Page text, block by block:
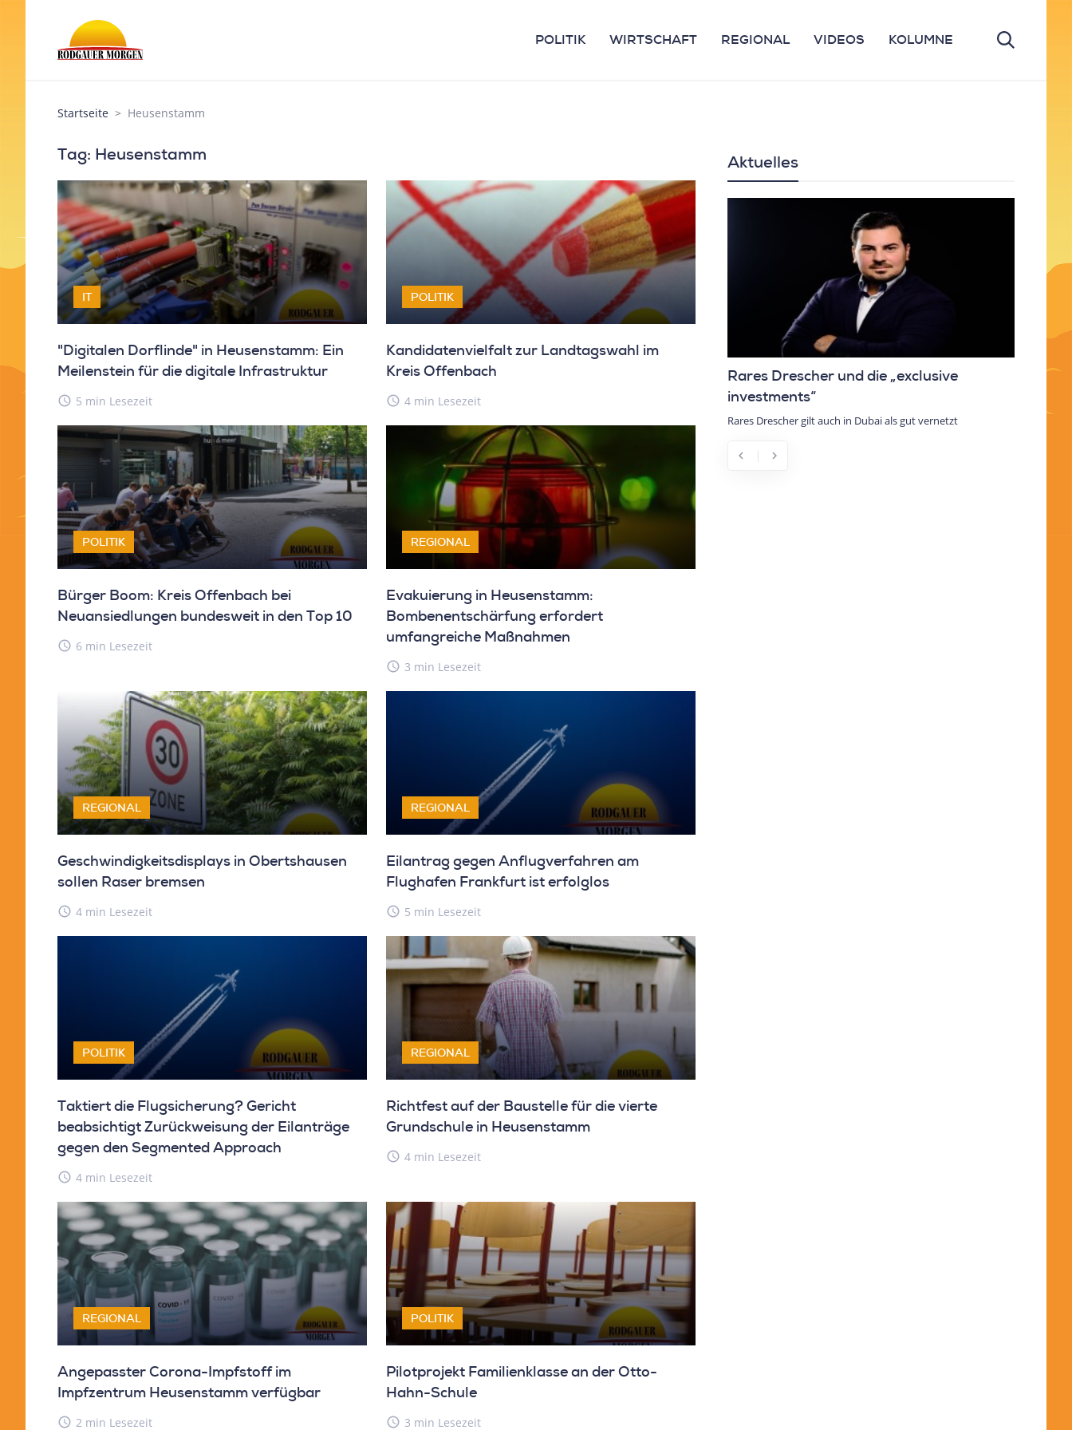
POLITIK WIRTSCHAFT REGIONAL VIDEOS KOLUMNE
Startseite Heusenstamm
Tag: Heusenstamm
IT
"Digitalen Dorflinde" in Heusenstamm: Ein
Meilenstein für die digitale Infrastruktur
access_time 5 min Lesezeit
POLITIK
Kandidatenvielfalt zur Landtagswahl im
Kreis Offenbach
access_time 4 min Lesezeit
POLITIK
Bürger Boom: Kreis Offenbach bei
Neuansiedlungen bundesweit in den Top 10
access_time 6 min Lesezeit
REGIONAL
Evakuierung in Heusenstamm:
Bombenentschärfung erfordert
umfangreiche Maßnahmen
access_time 3 min Lesezeit
REGIONAL
Geschwindigkeitsdisplays in Obertshausen
sollen Raser bremsen
access_time 4 min Lesezeit
REGIONAL
Eilantrag gegen Anflugverfahren am
Flughafen Frankfurt ist erfolglos
access_time 5 min Lesezeit
POLITIK
Taktiert die Flugsicherung? Gericht
beabsichtigt Zurückweisung der Eilanträge
gegen den Segmented Approach
access_time 4 min Lesezeit
REGIONAL
Richtfest auf der Baustelle für die vierte
Grundschule in Heusenstamm
access_time 4 min Lesezeit
REGIONAL
Angepasster Corona-Impfstoff im
Impfzentrum Heusenstamm verfügbar
access_time 2 min Lesezeit
POLITIK
Pilotprojekt Familienklasse an der Otto-
Hahn-Schule
access_time 3 min Lesezeit
Aktuelles
Rares Drescher und die „exclusive
investments“
Rares Drescher gilt auch in Dubai als gut vernetzt
chevron_left chevron_right